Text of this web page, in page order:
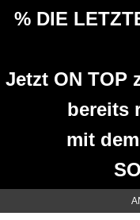
% DIE
Jetzt ON TOP
bereits
mit